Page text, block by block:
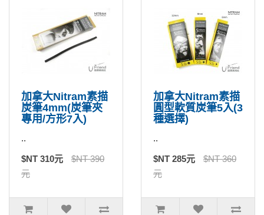
加拿大Nitram素描
炭筆4mm(炭筆夾
專用/方形7入)
..
$NT 310元
$NT 390
元
加拿大Nitram素描
圓型軟質炭筆5入(3
種選擇)
..
$NT 285元
$NT 360
元